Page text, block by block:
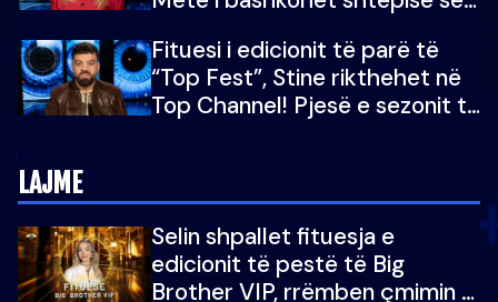
për në fund!
Fituesi i edicionit të parë të
“Top Fest”, Stine rikthehet në
Top Channel! Pjesë e sezonit të
LAJME
Selin shpallet fituesja e
edicionit të pestë të Big
Brother VIP, rrëmben çmimin e